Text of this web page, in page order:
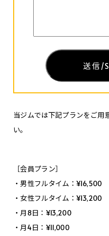
当ジムでは下記プランをご用
い。
［会員プラン］
・男性フルタイム：¥16,500
・女性フルタイム：¥13,200
・月8日：¥13,200
・月4日：¥11,000